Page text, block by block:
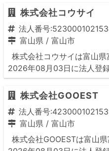
株式会社コウサイ
法人番号
富山県 / 富山市
株式会社コウサイは富山県
2026年08月03日に法人登録
株式会社GOOEST
法人番号
富山県 / 富山市
株式会社GOOESTは富山